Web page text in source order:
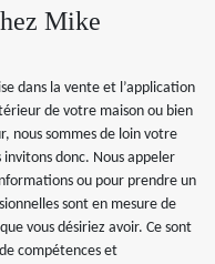
Mike
dans la vente et l’application
de votre maison ou bien
nous sommes de loin votre
donc. Nous appeler
ou pour prendre un
sont en mesure de
vous désiriez avoir. Ce sont
compétences et